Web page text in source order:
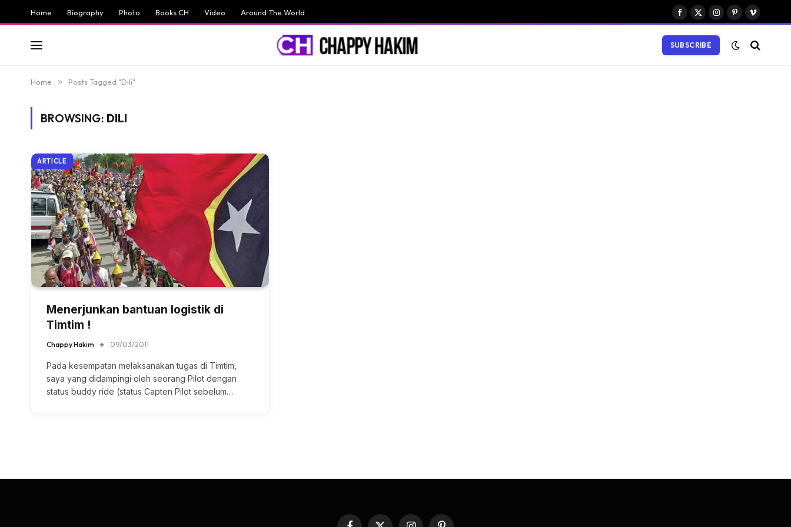
Home Biography Photo Books CH Video Around The World
Facebook
X
Instagram
PinterestVimeo
SUBSCRIBE
Home » Posts Tagged "Dili"
BROWSING: DILI
ARTICLE
Menerjunkan bantuan logistik di
Timtim !
Chappy Hakim 09/03/2011
Pada kesempatan melaksanakan tugas di Timtim,
saya yang didampingi oleh seorang Pilot dengan
status buddy ride (status Capten Pilot sebelum…